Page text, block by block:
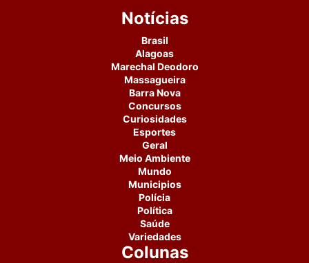
Notícias
Brasil
Alagoas
Marechal Deodoro
Massagueira
Barra Nova
Concursos
Curiosidades
Esportes
Geral
Meio Ambiente
Mundo
Municipios
Polícia
Política
Saúde
Variedades
Colunas